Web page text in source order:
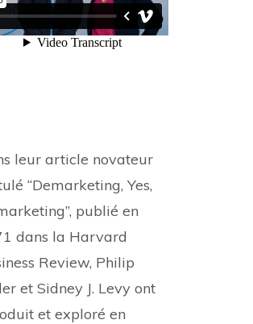
leur article novateur
“Demarketing, Yes,
publié en
dans la Harvard
Review, Philip
et Sidney J. Levy ont
et exploré en